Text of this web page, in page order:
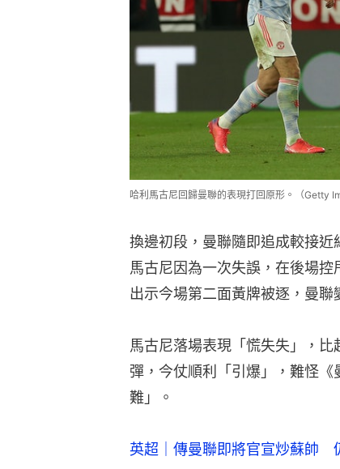
哈利馬古尼回歸曼聯的表現打回原形。（Getty
換邊初段，曼聯隨即追成較接
馬古尼因為一次失誤，在後場
出示今場第二面黃牌被逐，曼聯
馬古尼落場表現「慌失失」，
彈，今仗順利「引爆」，難怪
難」。
英超｜傳曼聯即將官宣炒蘇帥